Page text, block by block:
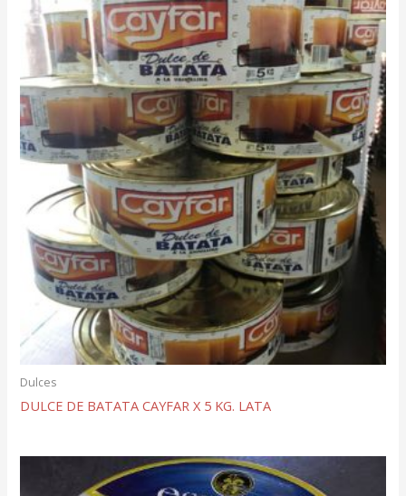
Dulces
DULCE DE BATATA CAYFAR X 5 KG. LATA